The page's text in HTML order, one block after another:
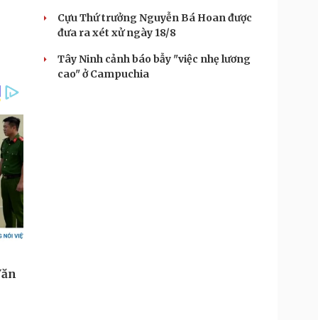
Cựu Thứ trưởng Nguyễn Bá Hoan được
đưa ra xét xử ngày 18/8
Tây Ninh cảnh báo bẫy "việc nhẹ lương
cao" ở Campuchia